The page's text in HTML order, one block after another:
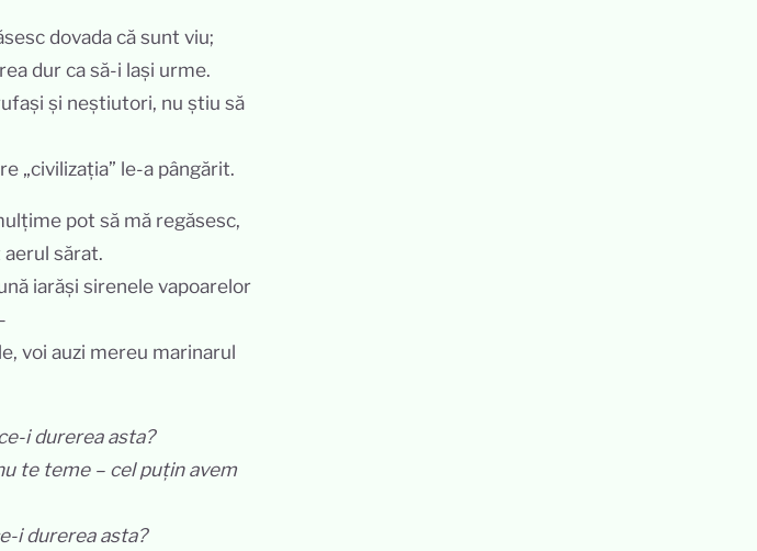
dovada că sunt viu;
dur ca să-i lași urme.
și neștiutori, nu știu să
„civilizația” le-a pângărit.
pot să mă regăsesc,
sărat.
iarăși sirenele vapoarelor
voi auzi mereu marinarul
i durerea asta?
te teme – cel puțin avem
i durerea asta?